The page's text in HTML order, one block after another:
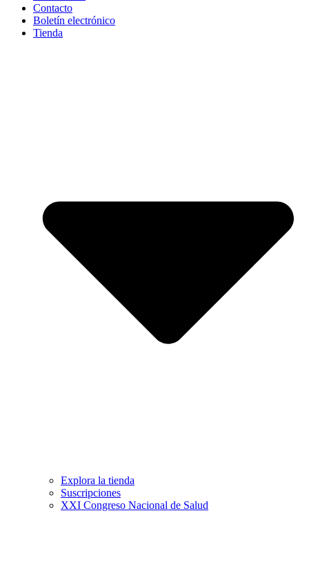
Contacto
Boletín electrónico
Tienda
Explora la tienda
Suscripciones
XXI Congreso Nacional de Salud